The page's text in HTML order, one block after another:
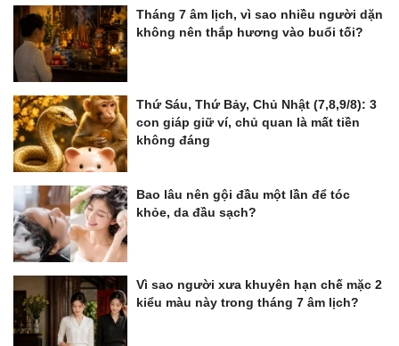
Tháng 7 âm lịch, vì sao nhiều người dặn
không nên thắp hương vào buổi tối?
Thứ Sáu, Thứ Bảy, Chủ Nhật (7,8,9/8): 3
con giáp giữ ví, chủ quan là mất tiền
không đáng
Bao lâu nên gội đầu một lần để tóc
khỏe, da đầu sạch?
Vì sao người xưa khuyên hạn chế mặc 2
kiểu màu này trong tháng 7 âm lịch?